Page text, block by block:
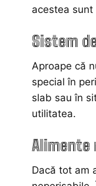
acestea
Sistem
Aproape că
special în
slab sau în
utilitatea.
Alimente
Dacă tot am